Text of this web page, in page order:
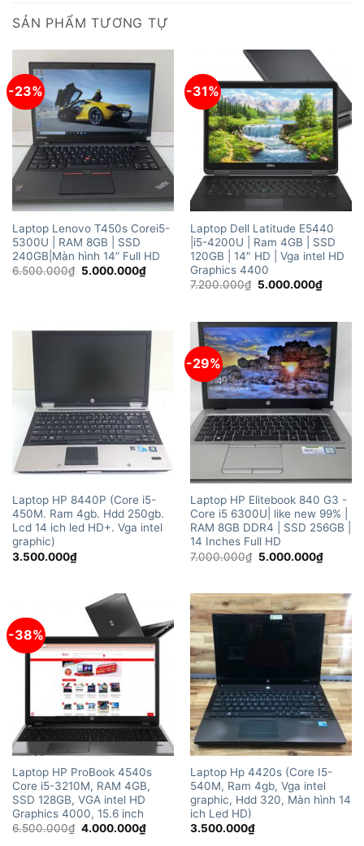
SẢN PHẨM TƯƠNG TỰ
-23%
Laptop Lenovo T450s Corei5-
5300U | RAM 8GB | SSD
240GB|Màn hình 14” Full HD
6.500.000₫ Giá
5.000.000₫Giá
hiện
-31%
Laptop Dell Latitude E5440
|i5-4200U | Ram 4GB | SSD
120GB | 14″ HD | Vga intel HD
Graphics 4400
7.200.000₫ Giá
5.000.000₫Giá
hiện
Laptop HP 8440P (Core i5-
450M. Ram 4gb. Hdd 250gb.
Lcd 14 ich led HD+. Vga intel
graphic)
3.500.000₫
-29%
Laptop HP Elitebook 840 G3 -
Core i5 6300U| like new 99% |
RAM 8GB DDR4 | SSD 256GB |
14 Inches Full HD
7.000.000₫ Giá
gốc
5.000.000₫Giá
hiện
-38%
Laptop HP ProBook 4540s
Core i5-3210M, RAM 4GB,
SSD 128GB, VGA intel HD
Graphics 4000, 15.6 inch
6.500.000₫ Giá
4.000.000₫Giá
hiện
Laptop Hp 4420s (Core I5-
540M, Ram 4gb, Vga intel
graphic, Hdd 320, Màn hình 14
ich Led HD)
3.500.000₫